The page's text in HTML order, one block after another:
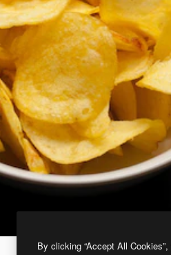
By clicking “Accept All